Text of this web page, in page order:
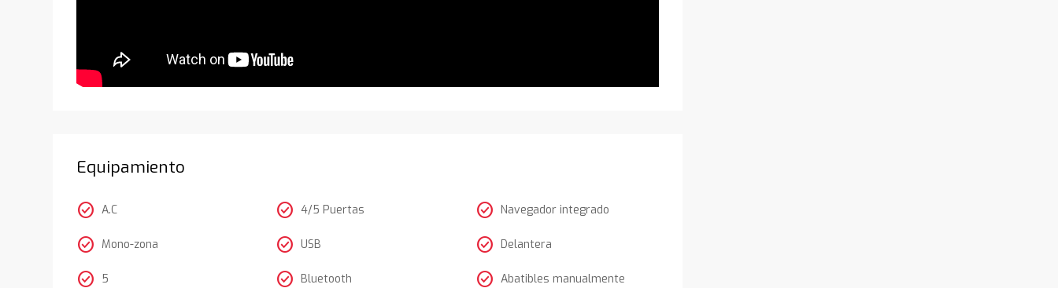
Equipamiento
check_circle A.C
check_circle Mono-zona
check_circle 5
check_circle 4/5 Puertas
check_circle USB
check_circle Bluetooth
check_circle Navegador integrado
check_circle Delantera
check_circle Abatibles manualmente